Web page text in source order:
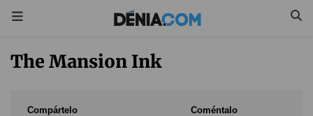
The Mansion Ink
Compártelo Coméntalo